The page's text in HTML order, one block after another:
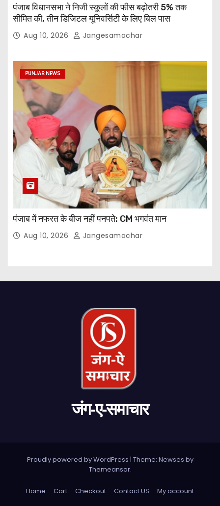
पंजाब विधानसभा ने निजी स्कूलों की फीस बढ़ोतरी 5% तक
सीमित की, तीन डिजिटल यूनिवर्सिटी के लिए बिल पास
Aug 10, 2026 Jangesamachar
PUNJAB NEWS
पंजाब में नफरत के बीज नहीं पनपते: CM भगवंत मान
Aug 10, 2026 Jangesamachar
जंग-ए-समाचार
Proudly powered by WordPress | Theme: Newses by
Themeansar.
Home Cart Checkout Contact US
My account